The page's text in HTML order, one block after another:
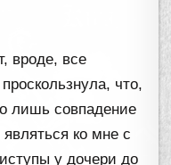
вроде, все
что,
лишь совпадение
ко мне с
у дочери до